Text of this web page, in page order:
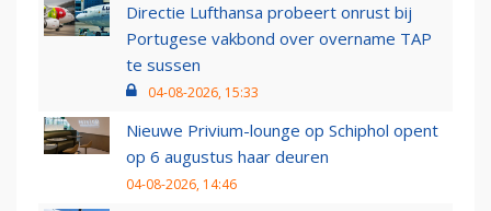
Directie Lufthansa probeert onrust bij
Portugese vakbond over overname TAP
te sussen
04-08-2026, 15:33
Nieuwe Privium-lounge op Schiphol opent
op 6 augustus haar deuren
04-08-2026, 14:46